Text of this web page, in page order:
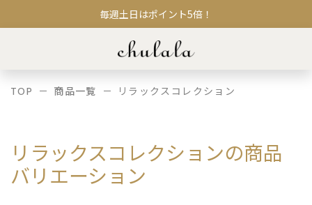
毎週土日はポイント5倍！
TOP 商品一覧 リラックスコレクション
リラックスコレクションの商品
バリエーション